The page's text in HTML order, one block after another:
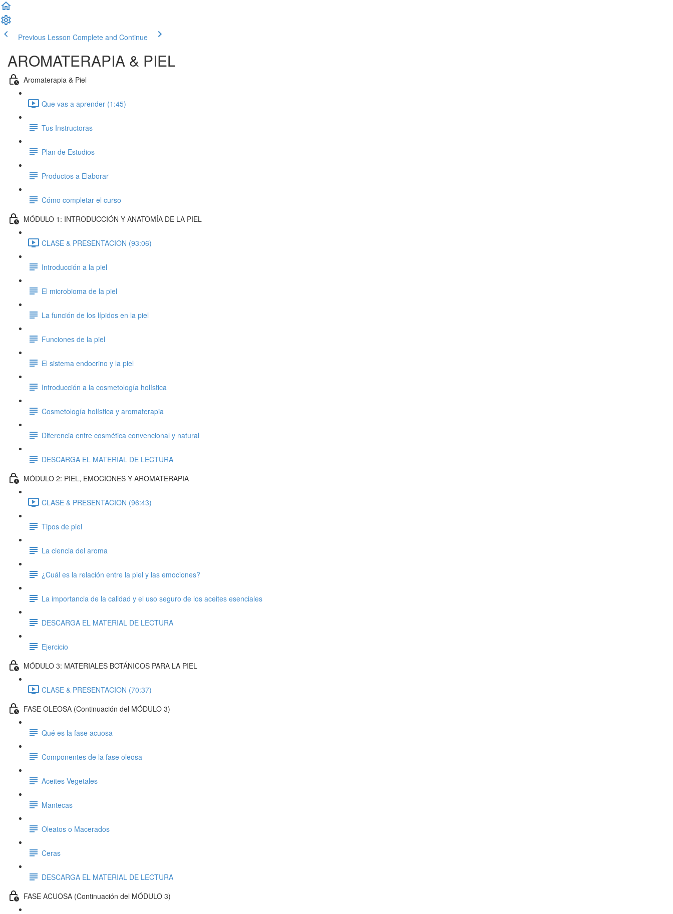
Previous Lesson Complete and Continue
AROMATERAPIA & PIEL
Aromaterapia & Piel
Que vas a aprender (1:45)
Tus Instructoras
Plan de Estudios
Productos a Elaborar
Cómo completar el curso
MÓDULO 1: INTRODUCCIÓN Y ANATOMÍA DE LA PIEL
CLASE & PRESENTACION (93:06)
Introducción a la piel
El microbioma de la piel
La función de los lípidos en la piel
Funciones de la piel
El sistema endocrino y la piel
Introducción a la cosmetología holística
Cosmetología holística y aromaterapia
Diferencia entre cosmética convencional y natural
DESCARGA EL MATERIAL DE LECTURA
MÓDULO 2: PIEL, EMOCIONES Y AROMATERAPIA
CLASE & PRESENTACION (96:43)
Tipos de piel
La ciencia del aroma
¿Cuál es la relación entre la piel y las emociones?
La importancia de la calidad y el uso seguro de los aceites esenciales
DESCARGA EL MATERIAL DE LECTURA
Ejercicio
MÓDULO 3: MATERIALES BOTÁNICOS PARA LA PIEL
CLASE & PRESENTACION (70:37)
FASE OLEOSA (Continuación del MÓDULO 3)
Qué es la fase acuosa
Componentes de la fase oleosa
Aceites Vegetales
Mantecas
Oleatos o Macerados
Ceras
DESCARGA EL MATERIAL DE LECTURA
FASE ACUOSA (Continuación del MÓDULO 3)